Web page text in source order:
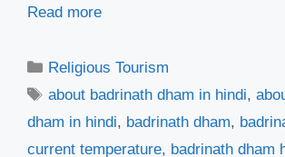
Read more
Categories
Religious Tourism
Tags
about badrinath dham in hindi,
dham in hindi, badrinath dham,
current temperature, badrinath dham